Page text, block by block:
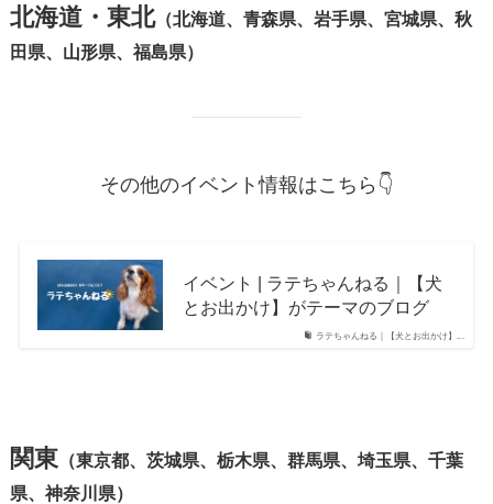
北海道・東北（北海道、青森県、岩手県、宮城県、秋
田県、山形県、福島県）
その他のイベント情報はこちら👇
ラテちゃんねる｜【犬とお出かけ】...
イベント | ラテちゃんねる｜【犬
とお出かけ】がテーマのブログ
関東 （東京都、茨城県、栃木県、群馬県、埼玉県、千葉
県、神奈川県）